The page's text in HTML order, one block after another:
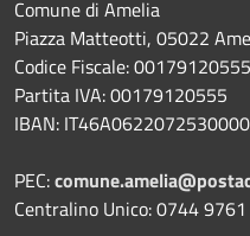
Comune di Amelia
Piazza Matteotti, 05022
Codice Fiscale: 00179120555
Partita IVA: 00179120555
IBAN:
PEC:
Centralino Unico: 0744 9761